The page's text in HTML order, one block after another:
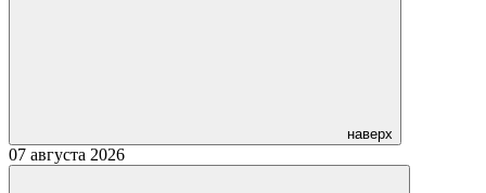
наверх
07 августа 2026